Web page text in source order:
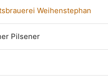
Weihenstephan
Pilsener